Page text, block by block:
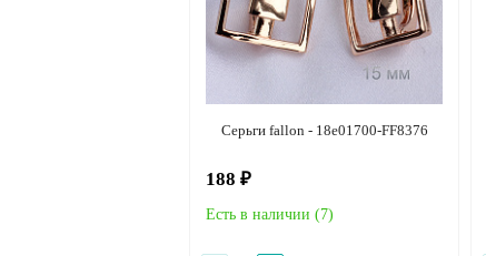
Серьги fallon - 18e01700-FF8376
188 ₽
Есть в наличии (7)